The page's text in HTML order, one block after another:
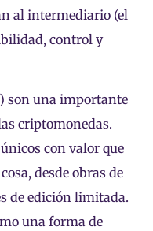
al intermediario (el
control y
son una importante
criptomonedas.
con valor que
desde obras de
de edición limitada.
una forma de